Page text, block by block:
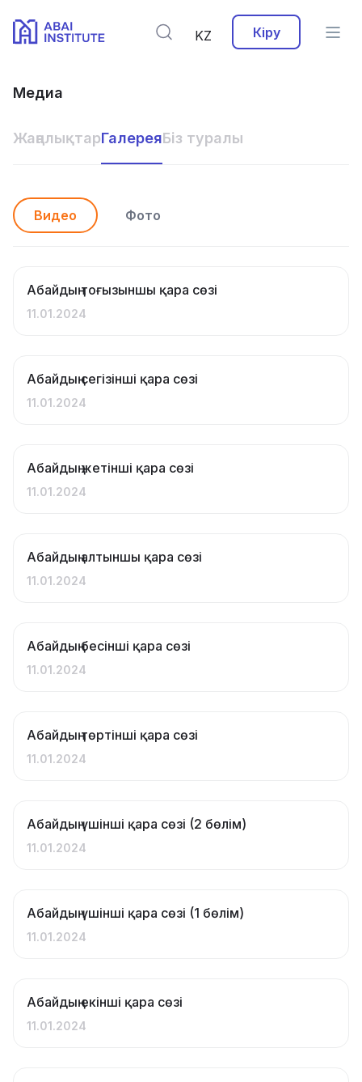
KZ Кіру
Медиа
ЖаңалықтарГалереяБіз туралы
Видео Фото
Абайдың тоғызыншы қара сөзі
11.01.2024
Абайдың сегізінші қара сөзі
11.01.2024
Абайдың жетінші қара сөзі
11.01.2024
Абайдың алтыншы қара сөзі
11.01.2024
Абайдың бесінші қара сөзі
11.01.2024
Абайдың төртінші қара сөзі
11.01.2024
Абайдың үшінші қара сөзі (2 бөлім)
11.01.2024
Абайдың үшінші қара сөзі (1 бөлім)
11.01.2024
Абайдың екінші қара сөзі
11.01.2024